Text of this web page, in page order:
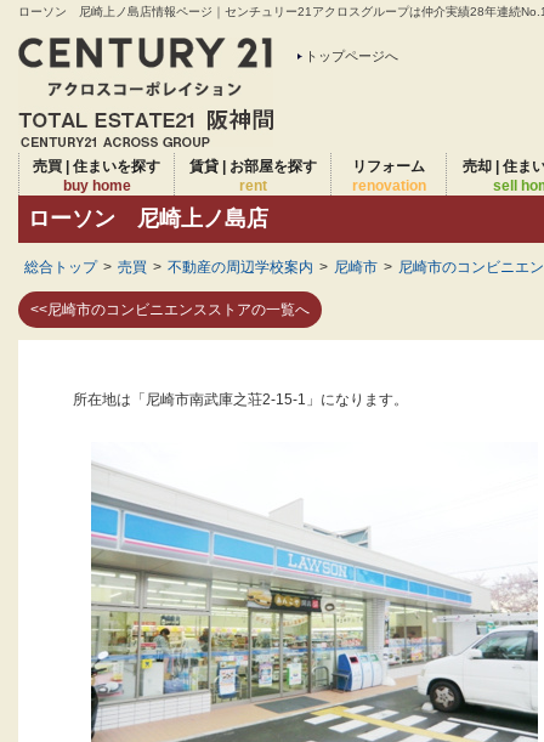
ローソン 尼崎上ノ島店情報ページ｜センチュリー21アクロスグループは仲介実績28年連続
トップページへ
売買 | 住まいを探す
buy home
賃貸 | お部屋を探す
rent
リフォーム
renovation
売却 | 住ま
sell
ローソン 尼崎上ノ島店
総合トップ > 売買 > 不動産の周辺学校案内 > 尼崎市 > 尼崎市のコンビニエ
<<尼崎市のコンビニエンスストアの一覧へ
所在地は「尼崎市南武庫之荘2-15-1」になります。